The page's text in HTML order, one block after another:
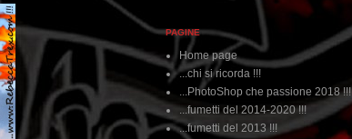
PAGINE
Home page
...chi si ricorda !!!
...PhotoShop che passione 2018 !!!
...fumetti del 2014-2020 !!!
...fumetti del 2013 !!!